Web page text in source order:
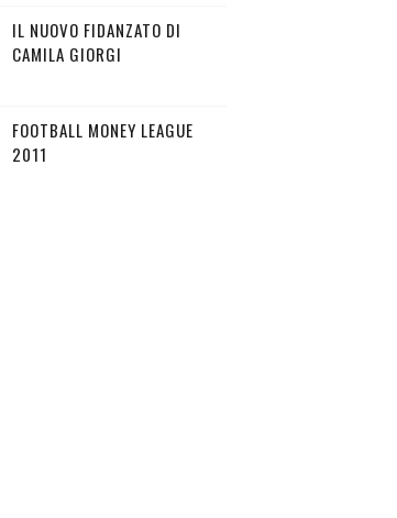
IL NUOVO FIDANZATO DI
CAMILA GIORGI
FOOTBALL MONEY LEAGUE
2011